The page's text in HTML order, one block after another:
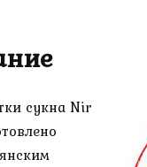
сукна Nir